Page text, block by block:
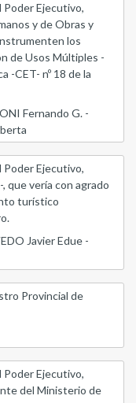
Poder Ejecutivo,
y de Obras y
los
de Usos Múltiples -
-CET- nº 18 de la
Fernando G. -
Poder Ejecutivo,
que vería con agrado
turístico
Javier Edue -
Provincial de
Poder Ejecutivo,
del Ministerio de